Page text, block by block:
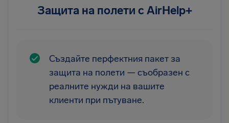
Защита на полети с AirHelp+
Създайте перфектния пакет за
защита на полети — съобразен с
реалните нужди на вашите
клиенти при пътуване.